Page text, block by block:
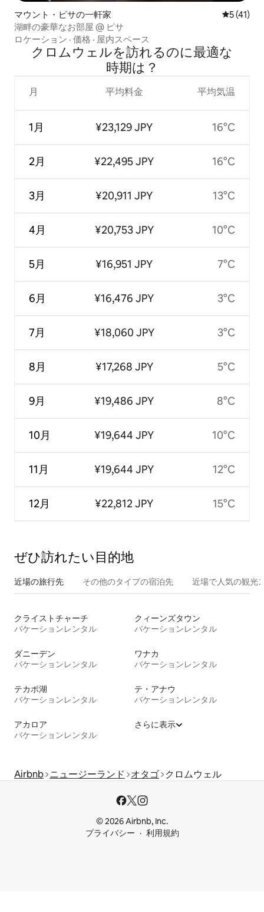
マウント・ピサの一軒家 レビュー
5 (41)
湖畔の豪華なお部屋 @ ピサ
ロケーション · 価格 · 屋内スペース
クロムウェルを訪⁠れ⁠るの⁠に最⁠適⁠な
時⁠期⁠は⁠？
月
1月
2月
3月
4月
5月
6月
7月
8月
9月
10月
11月
12月
平均料金
¥23,129 JPY
¥22,495 JPY
¥20,911 JPY
¥20,753 JPY
¥16,951 JPY
¥16,476 JPY
¥18,060 JPY
¥17,268 JPY
¥19,486 JPY
¥19,644 JPY
¥19,644 JPY
¥22,812 JPY
平均気温
16°C
16°C
13°C
10°C
7°C
3°C
3°C
5°C
8°C
10°C
12°C
15°C
ぜひ訪⁠れ⁠た⁠い目⁠的⁠地
近場の旅行先 その他のタ⁠イ⁠プ⁠の宿⁠泊⁠先 近場で人気の観光
クライストチャーチ
バケーションレンタル
クィーンズタウン
バケーションレンタル
ダニーデン
バケーションレンタル
ワナカ
バケーションレンタル
テカポ湖
バケーションレンタル
テ・アナウ
バケーションレンタル
アカロア
バケーションレンタル
さらに表示
Airbnb ニュージーランド オタゴ クロムウェル
© 2026 Airbnb, Inc.
プライバシー
利用規約